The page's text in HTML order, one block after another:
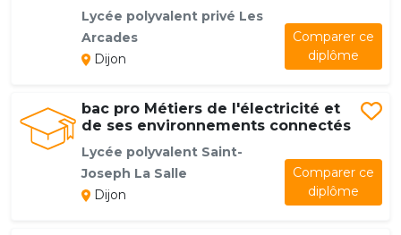
Lycée polyvalent privé Les
Arcades
Dijon
Comparer ce
diplôme
bac pro Métiers de l'électricité et
de ses environnements connectés
Lycée polyvalent Saint-
Joseph La Salle
Dijon
Comparer ce
diplôme